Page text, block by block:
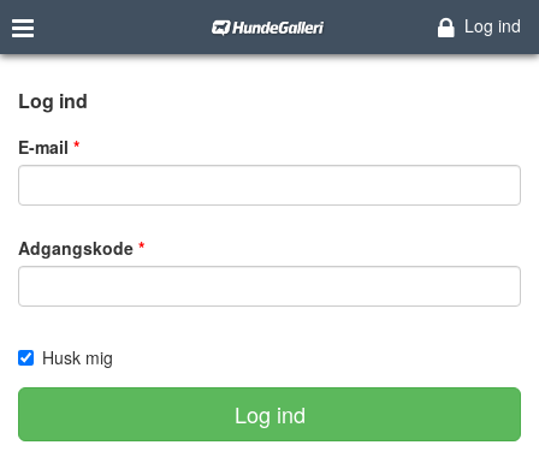
Log ind
Log ind
E-mail
Adgangskode
Husk mig
Log ind